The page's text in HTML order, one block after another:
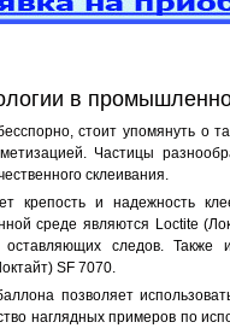
в
стоит упомянуть о
Частицы
склеивания.
крепость и надежность
среде являются Loctite
следов. Также
SF 7070.
позволяет
наглядных примеров по